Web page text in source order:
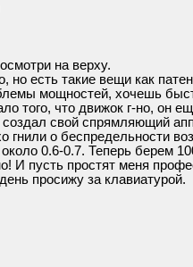
на верху.
есть такие вещи как
мощностей, хочешь
того, что движок г-но, он
свой спрямляющий
гнили о беспредельности
0.6-0.7. Теперь берем
И пусть простят меня
просижу за клавиатурой.